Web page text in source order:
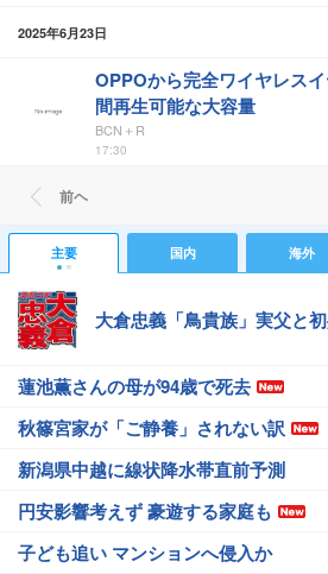
2025年6月23日
OPPOから完全ワイヤレス
間再生可能な大容量
BCN＋R
17:30
前ヘ
主要 国内 海外
大倉忠義「鳥貴族」実父と
蓮池薫さんの母が94歳で死去
秋篠宮家が「ご静養」されない訳
新潟県中越に線状降水帯直前予測
円安影響考えず 豪遊する家庭も
子ども追い マンションへ侵入か